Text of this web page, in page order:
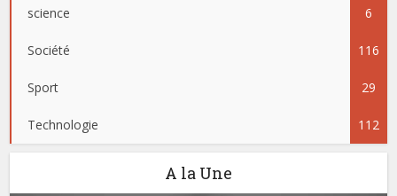
science 6
Société 116
Sport 29
Technologie 112
A la Une